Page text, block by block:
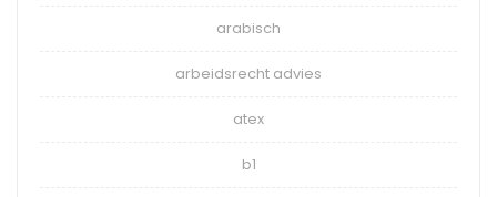
arabisch
arbeidsrecht advies
atex
b1